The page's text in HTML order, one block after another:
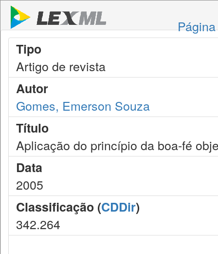
Tipo
Artigo de revista
Autor
Gomes, Emerson Souza
Título
Aplicação do princípio da boa-fé
Data
2005
Classificação (CDDir)
342.264